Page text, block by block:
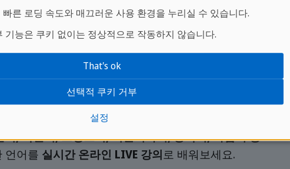
온라인 코스
어, 독일어, 프랑스어, 이탈리아어, 중국어, 아랍어 등
언어를 실시간 온라인 LIVE 강의로 배워보세요.
른 로딩 속도와 매끄러운 사용 환경을 누리실 수 있습니다.
능은 쿠키 없이는 정상적으로 작동하지 않습니다.
설정
선택적 쿠키 거부
That's ok